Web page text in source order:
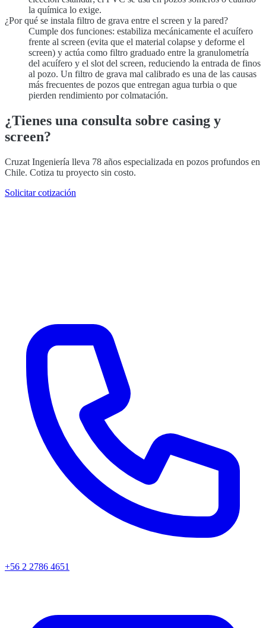
la química lo exige.
¿Por qué se instala filtro de grava entre el screen y la pared?
Cumple dos funciones: estabiliza mecánicamente el acuífero
frente al screen (evita que el material colapse y deforme el
screen) y actúa como filtro graduado entre la granulometría
del acuífero y el slot del screen, reduciendo la entrada de finos
al pozo. Un filtro de grava mal calibrado es una de las causas
más frecuentes de pozos que entregan agua turbia o que
pierden rendimiento por colmatación.
¿Tienes una consulta sobre casing y
screen?
Cruzat Ingeniería lleva 78 años especializada en pozos profundos en
Chile. Cotiza tu proyecto sin costo.
Solicitar cotización
+56 2 2786 4651